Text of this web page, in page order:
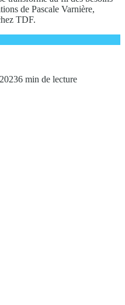
de Pascale Varnière,
TDF.
6 min de lecture